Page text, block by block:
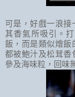
可是，好戲一浪接
其香氣所吸引。
飯，而是類似燴飯
都被鮑汁及松茸香
參及海味粒，回味